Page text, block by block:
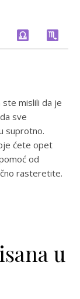
ste mislili da je
sve
suprotno.
ćete opet
od
rasteretite.
u